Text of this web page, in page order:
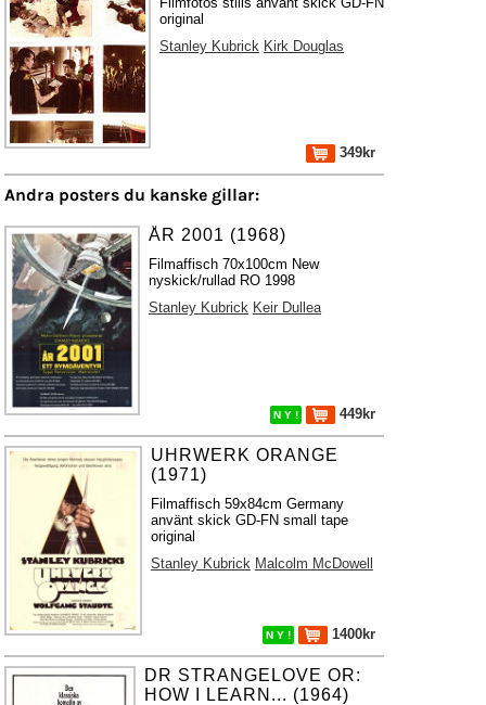
original
Stanley Kubrick Kirk Douglas
349kr
Andra posters du kanske gillar:
ÅR 2001 (1968)
Filmaffisch 70x100cm New
nyskick/rullad RO 1998
Stanley Kubrick Keir Dullea
N Y ! 449kr
UHRWERK ORANGE
(1971)
Filmaffisch 59x84cm Germany
använt skick GD-FN small tape
original
Stanley Kubrick Malcolm McDowell
N Y ! 1400kr
DR STRANGELOVE OR:
HOW I LEARN... (1964)